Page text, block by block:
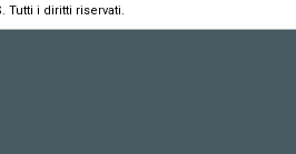
Tutti i diritti riservati.